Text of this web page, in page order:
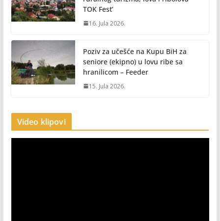
TOK Fest’
16. Jula 2026.
Poziv za učešće na Kupu BiH za
seniore (ekipno) u lovu ribe sa
hranilicom – Feeder
15. Jula 2026.
Video klipovi